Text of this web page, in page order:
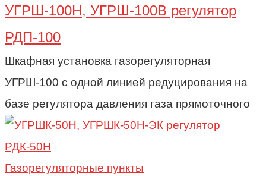
УГРШ-100Н, УГРШ-100В регулятор
РДП-100
Шкафная установка газорегуляторная
УГРШ-100 с одной линией редуцирования на
базе регулятора давления газа прямоточного
Газорегуляторные пункты